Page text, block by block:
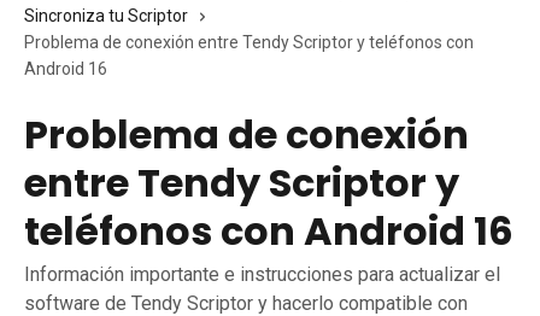
Sincroniza tu Scriptor
Problema de conexión entre Tendy Scriptor y teléfonos con
Android 16
Problema de conexión
entre Tendy Scriptor y
teléfonos con Android 16
Información importante e instrucciones para actualizar el
software de Tendy Scriptor y hacerlo compatible con